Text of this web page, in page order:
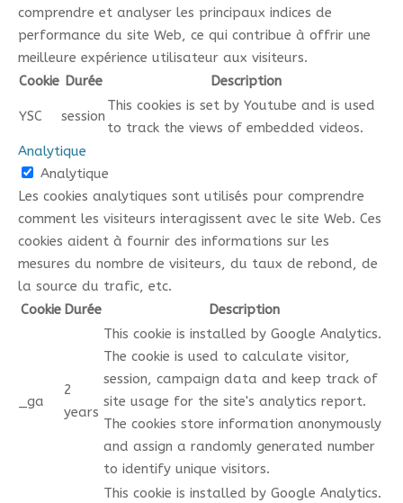
comprendre et analyser les principaux indices de
performance du site Web, ce qui contribue à offrir une
meilleure expérience utilisateur aux visiteurs.
Cookie Durée Description
YSC session
This cookies is set by Youtube and is used
to track the views of embedded videos.
Analytique
Analytique
Les cookies analytiques sont utilisés pour comprendre
comment les visiteurs interagissent avec le site Web. Ces
cookies aident à fournir des informations sur les
mesures du nombre de visiteurs, du taux de rebond, de
la source du trafic, etc.
Cookie Durée Description
_ga
2
years
This cookie is installed by Google Analytics.
The cookie is used to calculate visitor,
session, campaign data and keep track of
site usage for the site's analytics report.
The cookies store information anonymously
and assign a randomly generated number
to identify unique visitors.
This cookie is installed by Google Analytics.